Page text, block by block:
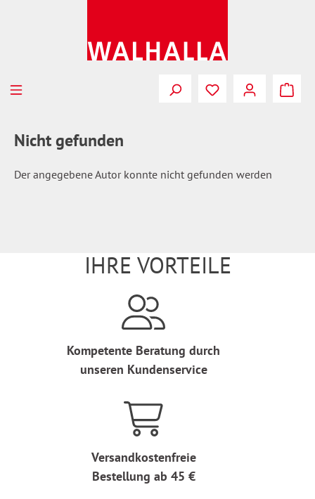
Du hast 0
Nicht gefunden
Der angegebene Autor konnte nicht gefunden werden
IHRE VORTEILE
Kompetente Beratung durch
unseren Kundenservice
Versandkostenfreie
Bestellung ab 45 €